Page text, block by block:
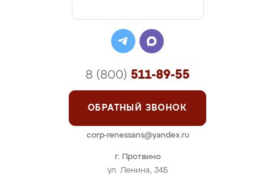
г. Протвино
ул. Ленина, 34Б
8 (800) 511-89-55
ОБРАТНЫЙ ЗВОНОК
corp-renessans@yandex.ru